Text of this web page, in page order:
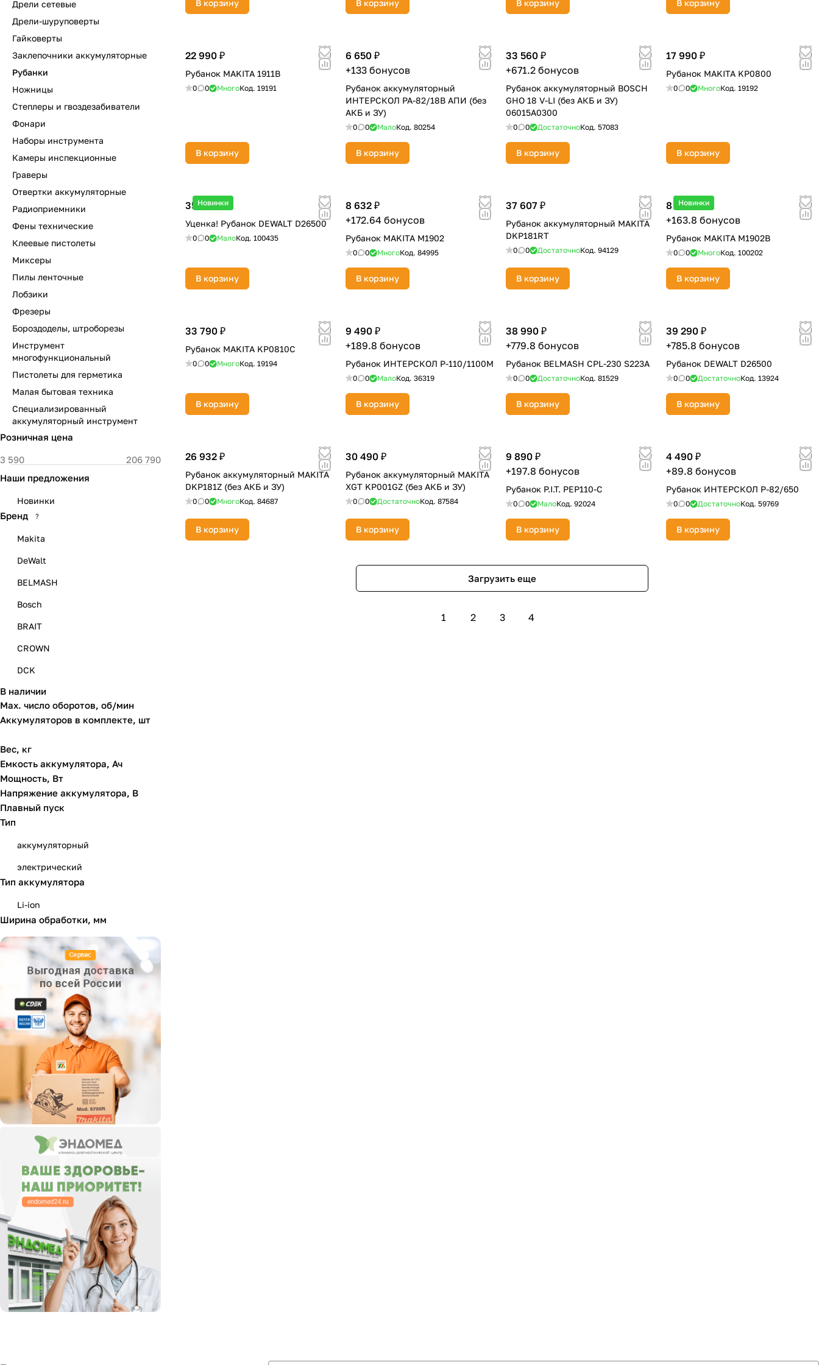
В корзину В корзину В корзину В корзину
22 990 ₽
Рубанок MAKITA 1911B
0 0 МногоКод. 19191
В корзину
6 650 ₽
+133 бонусов
Рубанок аккумуляторный
ИНТЕРСКОЛ РА-82/18В АПИ (без
АКБ и ЗУ)
0 0 МалоКод. 80254
В корзину
33 560 ₽
+671.2 бонусов
Рубанок аккумуляторный BOSCH
GHO 18 V-LI (без АКБ и ЗУ)
06015A0300
0 0 ДостаточноКод. 57083
В корзину
17 990 ₽
Рубанок MAKITA KP0800
0 0 МногоКод. 19192
В корзину
Новинки
35 361 ₽
Уценка! Рубанок DEWALT D26500
0 0 МалоКод. 100435
В корзину
8 632 ₽
+172.64 бонусов
Рубанок MAKITA M1902
0 0 МногоКод. 84995
В корзину
37 607 ₽
Рубанок аккумуляторный MAKITA
DKP181RT
0 0 ДостаточноКод. 94129
В корзину
Новинки
8 190 ₽
+163.8 бонусов
Рубанок MAKITA M1902B
0 0 МногоКод. 100202
В корзину
33 790 ₽
Рубанок MAKITA KP0810C
0 0 МногоКод. 19194
В корзину
9 490 ₽
+189.8 бонусов
Рубанок ИНТЕРСКОЛ Р-110/1100М
0 0 МалоКод. 36319
В корзину
38 990 ₽
+779.8 бонусов
Рубанок BELMASH CPL-230 S223A
0 0 ДостаточноКод. 81529
В корзину
39 290 ₽
+785.8 бонусов
Рубанок DEWALT D26500
0 0 ДостаточноКод. 13924
В корзину
26 932 ₽
Рубанок аккумуляторный MAKITA
DKP181Z (без АКБ и ЗУ)
0 0 МногоКод. 84687
В корзину
30 490 ₽
Рубанок аккумуляторный MAKITA
XGT KP001GZ (без АКБ и ЗУ)
0 0 ДостаточноКод. 87584
В корзину
9 890 ₽
+197.8 бонусов
Рубанок P.I.T. PEP110-C
0 0 МалоКод. 92024
В корзину
4 490 ₽
+89.8 бонусов
Рубанок ИНТЕРСКОЛ Р-82/650
0 0 ДостаточноКод. 59769
В корзину
Загрузить еще
1 2 3 4
Дрели сетевые
Дрели-шуруповерты
Гайковерты
Заклепочники аккумуляторные
Рубанки
Ножницы
Степлеры и гвоздезабиватели
Фонари
Наборы инструмента
Камеры инспекционные
Граверы
Отвертки аккумуляторные
Радиоприемники
Фены технические
Клеевые пистолеты
Миксеры
Пилы ленточные
Лобзики
Фрезеры
Бороздоделы, штроборезы
Инструмент
многофункциональный
Пистолеты для герметика
Малая бытовая техника
Специализированный
аккумуляторный инструмент
Розничная цена
Наши предложения
Новинки
Бренд ?
Makita
DeWalt
BELMASH
Bosch
BRAIT
CROWN
DCK
Einhell
STANLEY
Вихрь
ЗУБР
Пульсар
Ресанта
В наличии
Max. число оборотов, об/мин
Аккумуляторов в комплекте, шт
Вес, кг
Емкость аккумулятора, Ач
Мощность, Вт
Напряжение аккумулятора, В
Плавный пуск
Тип
аккумуляторный
электрический
Тип аккумулятора
Li-ion
Ширина обработки, мм
Оставшиеся
с вашей картыпо каждые 2 недели
об оплате Плайтом
раз в 2
раз в 2 недели
Остались вопросы?
8 800 302-02-51
plait.ru